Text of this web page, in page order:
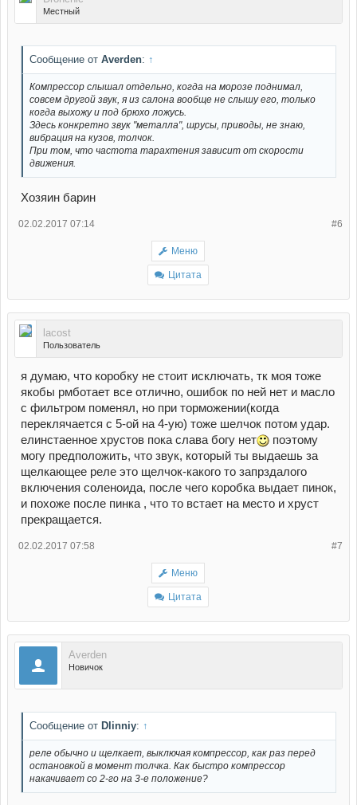
Местный
Сообщение от Averden: ↑
Компрессор слышал отдельно, когда на морозе поднимал,
совсем другой звук, я из салона вообще не слышу его, только
когда выхожу и под брюхо ложусь.
Здесь конкретно звук "металла", шрусы, приводы, не знаю,
вибрация на кузов, толчок.
При том, что частота тарахтения зависит от скорости
движения.
Хозяин барин
#6
02.02.2017 07:14
Меню
Цитата
lacost
Пользователь
я думаю, что коробку не стоит исключать, тк моя тоже
якобы рмботает все отлично, ошибок по ней нет и масло
с фильтром поменял, но при торможении(когда
переклячается с 5-ой на 4-ую) тоже шелчок потом удар.
елинстаенное хрустов пока слава богу нет
поэтому
могу предположить, что звук, который ты выдаешь за
щелкающее реле это щелчок-какого то запрздалого
включения соленоида, после чего коробка выдает пинок,
и похоже после пинка , что то встает на место и хруст
прекращается.
#7
02.02.2017 07:58
Меню
Цитата
Averden
Новичок
Сообщение от Dlinniy: ↑
реле обычно и щелкает, выключая компрессор, как раз перед
остановкой в момент толчка. Как быстро компрессор
накачивает со 2-го на 3-е положение?